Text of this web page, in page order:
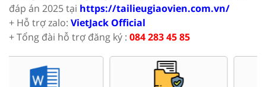
đáp án 2025 tại https://tailieugiaovien.com.vn/
+ Hỗ trợ zalo: VietJack Official
+ Tổng đài hỗ trợ đăng ký : 084 283 45 85